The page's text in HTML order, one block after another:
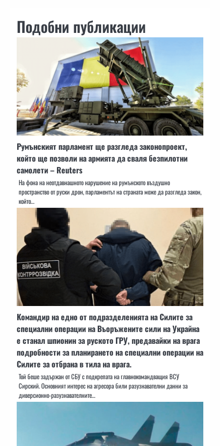
Подобни публикации
Румънският парламент ще разгледа законопроект,
който ще позволи на армията да сваля безпилотни
самолети – Reuters
На фона на неотдавнашното нарушение на румънското въздушно
пространство от руски дрон, парламентът на страната може да разгледа закон,
който…
Командир на едно от подразделенията на Силите за
специални операции на Въоръжените сили на Украйна
е станал шпионин за руското ГРУ, предавайки на врага
подробности за планирането на специални операции на
Силите за отбрана в тила на врага.
Той беше задържан от СБУ с подкрепата на главнокомандващия ВСУ
Сирский. Основният интерес на агресора били разузнавателни данни за
диверсионно-разузнавателните…